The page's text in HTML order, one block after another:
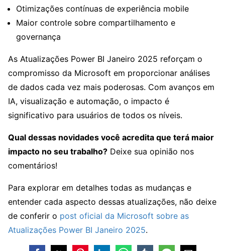
Otimizações contínuas de experiência mobile
Maior controle sobre compartilhamento e
governança
As Atualizações Power BI Janeiro 2025 reforçam o
compromisso da Microsoft em proporcionar análises
de dados cada vez mais poderosas. Com avanços em
IA, visualização e automação, o impacto é
significativo para usuários de todos os níveis.
Qual dessas novidades você acredita que terá maior
impacto no seu trabalho? Deixe sua opinião nos
comentários!
Para explorar em detalhes todas as mudanças e
entender cada aspecto dessas atualizações, não deixe
de conferir o post oficial da Microsoft sobre as
Atualizações Power BI Janeiro 2025.